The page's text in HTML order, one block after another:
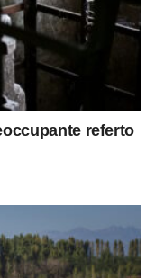
referto